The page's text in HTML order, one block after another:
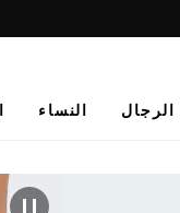
الرجال النساء